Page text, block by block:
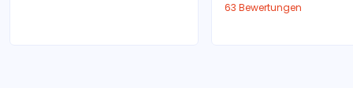
63 Bewertungen